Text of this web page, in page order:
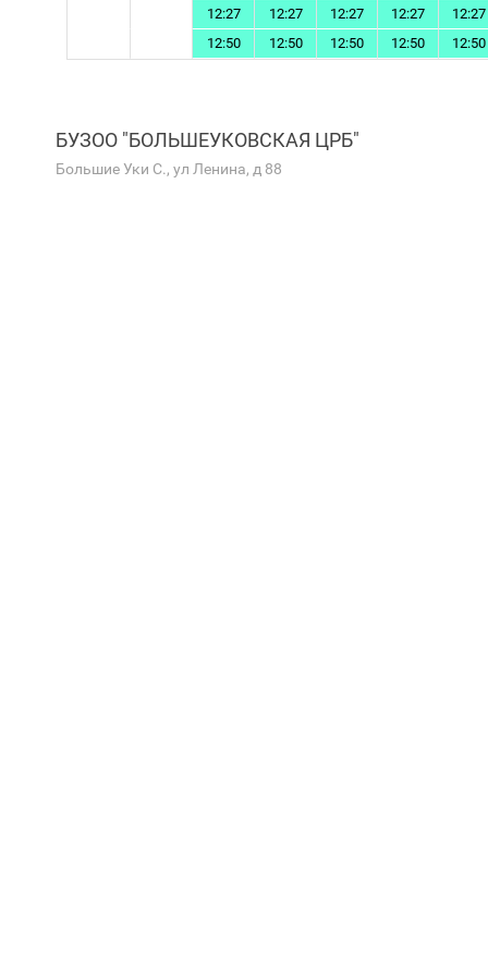
12:27
12:27 12:27 12:27
12:27
12:50
12:50 12:50 12:50 12:50
БУЗОО "БОЛЬШЕУКОВСКАЯ ЦРБ"
Большие Уки С., ул Ленина, д 88